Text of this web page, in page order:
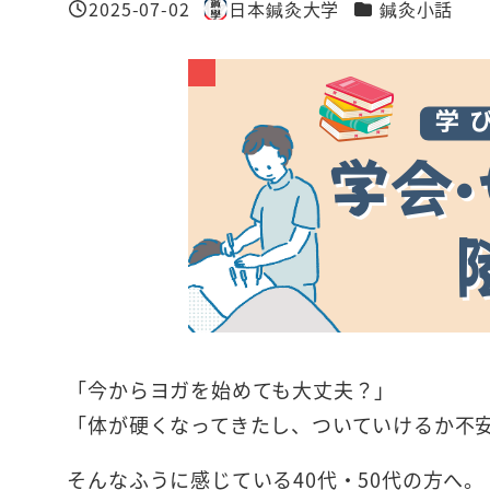
投稿日
2025-07-02
著
者
日本鍼灸大学 カテゴリー
鍼灸小話
「今からヨガを始めても大丈夫？」
「体が硬くなってきたし、ついていけるか
そんなふうに感じている40代・50代の方へ。